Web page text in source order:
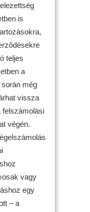
is
teljes
a
még
vissza
felszámolási
végén.
vagy
egy
– a